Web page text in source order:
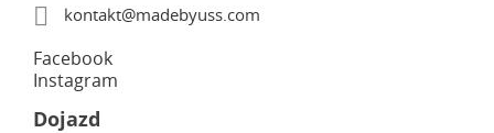
 kontakt@madebyuss.com
Facebook
Instagram
Dojazd